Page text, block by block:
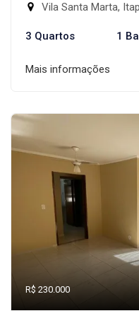
Vila Santa Marta,
3 Quartos 1
Mais informações
R$ 230.000